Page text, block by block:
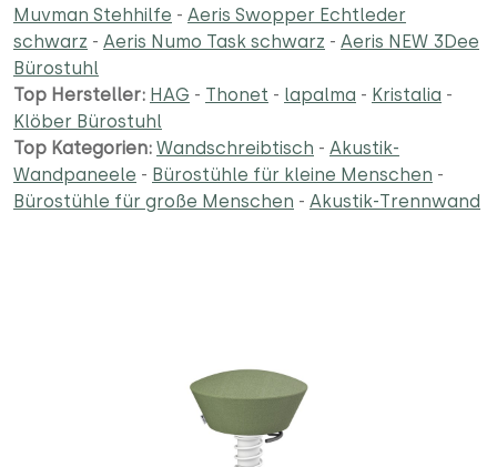
Muvman Stehhilfe - Aeris Swopper Echtleder
schwarz - Aeris Numo Task schwarz - Aeris NEW 3Dee
Bürostuhl
Top Hersteller: HAG - Thonet - lapalma - Kristalia -
Klöber Bürostuhl
Top Kategorien: Wandschreibtisch - Akustik-
Wandpaneele - Bürostühle für kleine Menschen -
Bürostühle für große Menschen - Akustik-Trennwand